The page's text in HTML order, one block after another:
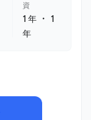
資
1 年 ・1
年